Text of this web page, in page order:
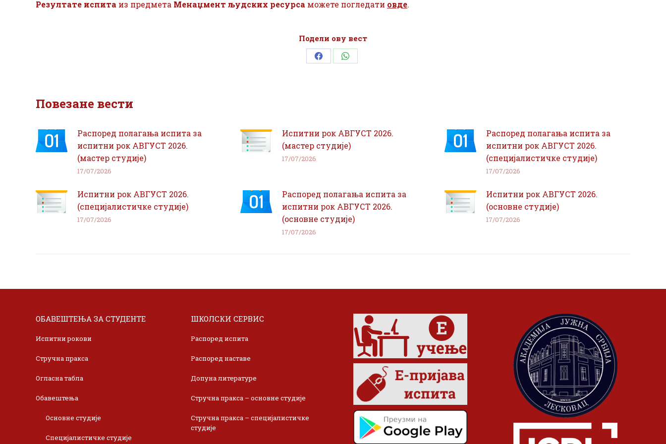
Резултате испита из предмета Менаџмент људских ресурса можете погледати овде.
Подели ову вест
Share Share
Повезане вести
Распоред полагања испита за
испитни рок АВГУСТ 2026.
(мастер студије)
17/07/2026
Испитни рок АВГУСТ 2026.
(мастер студије)
17/07/2026
Распоред полагања испита за
испитни рок АВГУСТ 2026.
(специјалистичке студије)
17/07/2026
Испитни рок АВГУСТ 2026.
(специјалистичке студије)
17/07/2026
Распоред полагања испита за
испитни рок АВГУСТ 2026.
(основне студије)
17/07/2026
Испитни рок АВГУСТ 2026.
(основне студије)
17/07/2026
ОБАВЕШТЕЊА ЗА СТУДЕНТЕ
Испитни рокови
Стручна пракса
Огласна табла
Обавештења
Основне студије
Специјалистичке студије
ШКОЛСКИ СЕРВИС
Распоред испита
Распоред наставе
Допуна литературе
Стручна пракса – основне студије
Стручна пракса – специјалистичке
студије